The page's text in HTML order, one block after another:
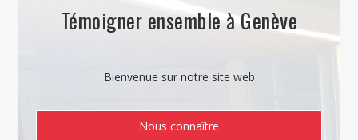
Témoigner ensemble à Genève
Bienvenue sur notre site web
Nous connaître